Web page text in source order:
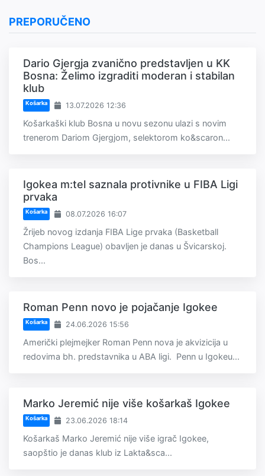
PREPORUČENO
Dario Gjergja zvanično predstavljen u KK
Bosna: Želimo izgraditi moderan i stabilan
klub
Košarka 13.07.2026 12:36
Košarkaški klub Bosna u novu sezonu ulazi s novim
trenerom Dariom Gjergjom, selektorom ko&scaron...
Igokea m:tel saznala protivnike u FIBA Ligi
prvaka
Košarka 08.07.2026 16:07
Žrijeb novog izdanja FIBA Lige prvaka (Basketball
Champions League) obavljen je danas u Švicarskoj.
Bos...
Roman Penn novo je pojačanje Igokee
Košarka 24.06.2026 15:56
Američki plejmejker Roman Penn nova je akvizicija u
redovima bh. predstavnika u ABA ligi. Penn u Igokeu...
Marko Jeremić nije više košarkaš Igokee
Košarka 23.06.2026 18:14
Košarkaš Marko Jeremić nije više igrač Igokee,
saopštio je danas klub iz Lakta&sca...